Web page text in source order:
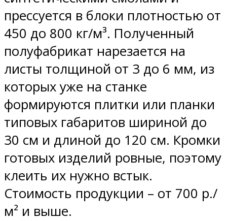
прессуется в блоки плотностью от
450 до 800 кг/м³. Полученный
полуфабрикат нарезается на
листы толщиной от 3 до 6 мм, из
которых уже на станке
формируются плитки или планки
типовых габаритов шириной до
30 см и длиной до 120 см. Кромки
готовых изделий ровные, поэтому
клеить их нужно встык.
Стоимость продукции – от 700 р./
м² и выше.